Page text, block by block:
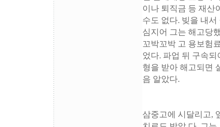
이나 퇴직금 등 재산
수도 없다. 빚을 내
심지어 그는 해고당
꼬박꼬박 고 용보험
었다. 파업 뒤 구속
형을 받아 해고되면
음 알았다.
삼중고에 시달리고,